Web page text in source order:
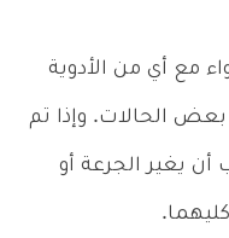
مع أي من الأدوية
بعض الحالات. وإذا تم
يغير الجرعة أو